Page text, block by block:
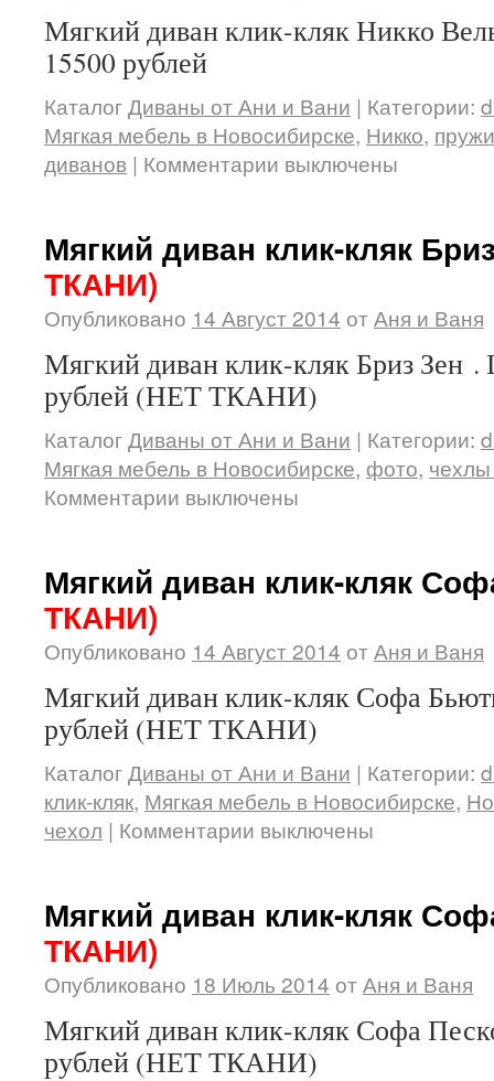
Мягкий диван клик-кляк Никко
15500 рублей
КаталогДиваны от Ани и Вани | Категории:
Мягкая мебель в Новосибирске, Никко,
диванов | Комментарии выключены
Мягкий диван клик-кляк
ТКАНИ)
Опубликовано 14 Август 2014 отАня и Ваня
Мягкий диван клик-кляк Бриз Зен .
рублей (НЕТ ТКАНИ)
КаталогДиваны от Ани и Вани | Категории:
Мягкая мебель в Новосибирске, фото,
Комментарии выключены
Мягкий диван клик-кляк
ТКАНИ)
Опубликовано 14 Август 2014 отАня и Ваня
Мягкий диван клик-кляк Софа
рублей (НЕТ ТКАНИ)
КаталогДиваны от Ани и Вани | Категории:
клик-кляк, Мягкая мебель в Новосибирске,
чехол | Комментарии выключены
Мягкий диван клик-кляк
ТКАНИ)
Опубликовано 18 Июль 2014 отАня и Ваня
Мягкий диван клик-кляк Софа
рублей (НЕТ ТКАНИ)